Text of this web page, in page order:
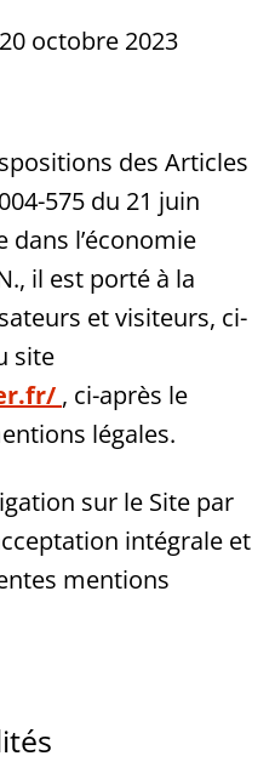
octobre 2023
des Articles
575 du 21 juin
dans l’économie
il est porté à la
et visiteurs, ci-
site
, ci-après le
légales.
sur le Site par
intégrale et
mentions